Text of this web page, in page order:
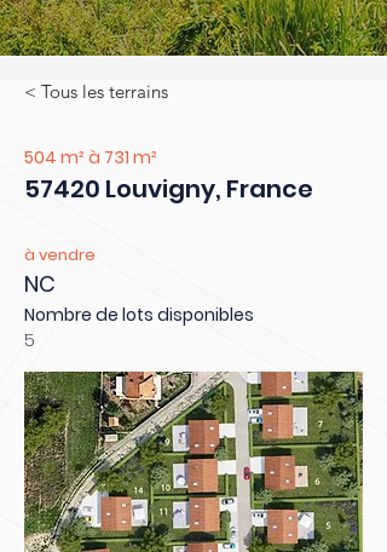
< Tous les terrains
504 m² à 731 m²
57420 Louvigny, France
à vendre
NC
Nombre de lots disponibles
5